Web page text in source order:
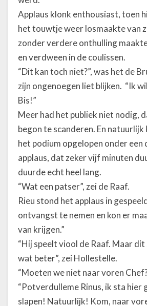
Applaus klonk enthousiast, toen
het touwtje weer losmaakte van
zonder verdere onthulling
en verdween in de coulissen.
“Dit kan toch niet?”, was het de
zijn ongenoegen liet blijken. “Ik
Bis!”
Meer had het publiek niet nodig,
begon te scanderen. En natuurlijk
het podium opgelopen onder een
applaus, dat zeker vijf minuten
duurde echt heel lang.
“Wat een patser”, zei de Raaf.
Rieu stond het applaus in
ontvangst te nemen en kon er
van krijgen.”
“Hij speelt viool de Raaf. Maar dit
wat beter”, zei Hollestelle.
“Moeten we niet naar voren
“Potverdulleme Rinus, ik sta hier
slapen! Natuurlijk! Kom, naar